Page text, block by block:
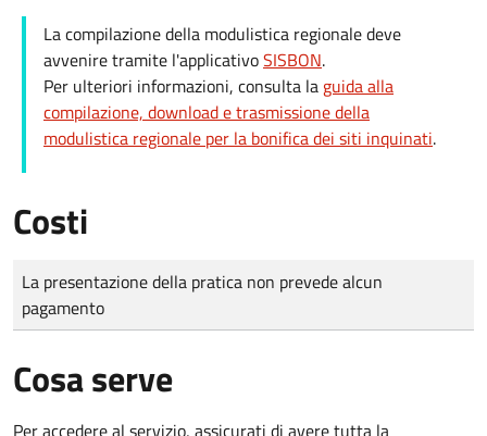
La compilazione della modulistica regionale deve
avvenire tramite l'applicativoSISBON.
Per ulteriori informazioni, consulta la guida alla
compilazione, download e trasmissione della
modulistica regionale per la bonifica dei siti inquinati.
Costi
Tipo di pagamento
Importo
La presentazione della pratica non prevede alcun
pagamento
Cosa serve
Per accedere al servizio, assicurati di avere tutta la